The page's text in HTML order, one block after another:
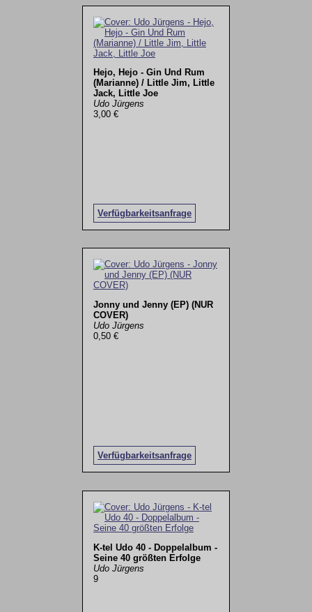
Hejo, Hejo - Gin Und Rum
(Marianne) / Little Jim, Little
Jack, Little Joe
Udo Jürgens
3,00 €
Verfügbarkeitsanfrage
Jonny und Jenny (EP) (NUR
COVER)
Udo Jürgens
0,50 €
Verfügbarkeitsanfrage
K-tel Udo 40 - Doppelalbum -
Seine 40 größten Erfolge
Udo Jürgens
9